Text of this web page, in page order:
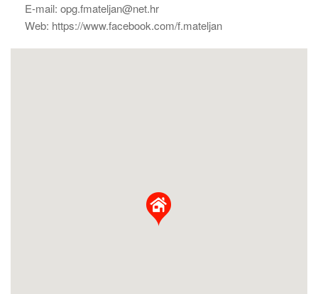
E-mail: opg.fmateljan@net.hr
Web: https://www.facebook.com/f.mateljan